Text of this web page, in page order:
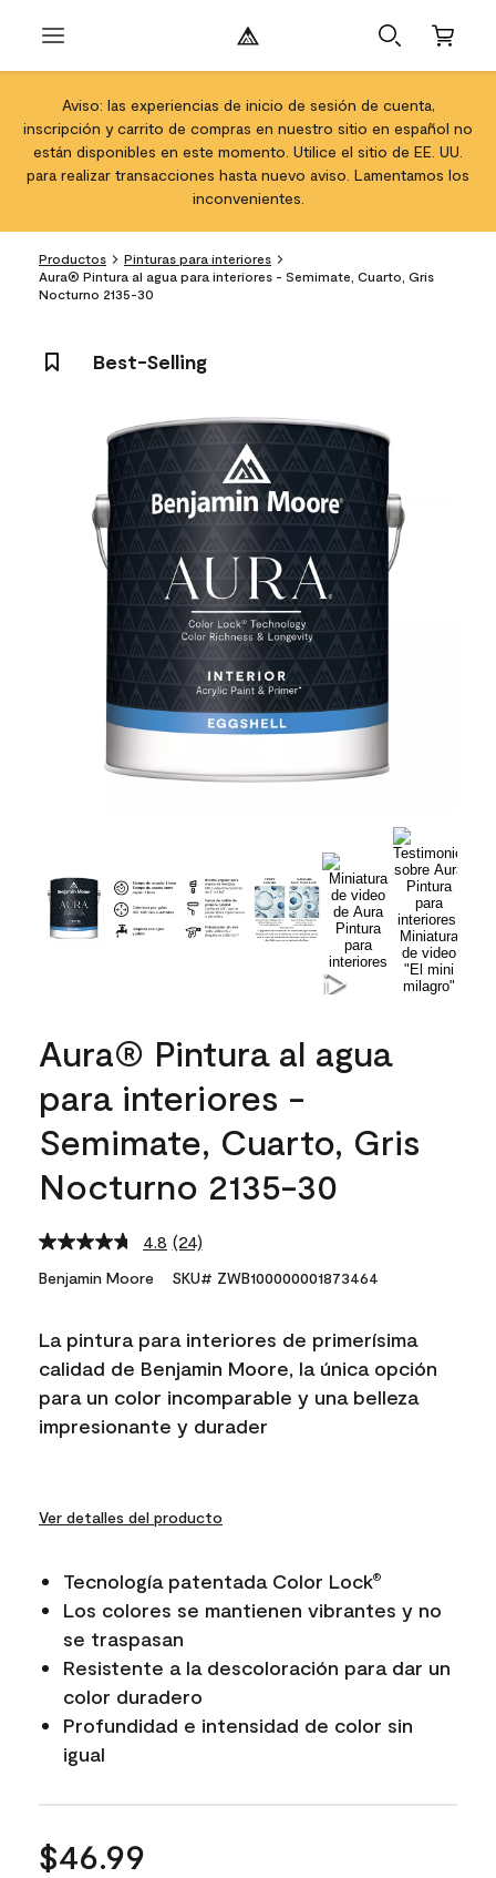
Aviso: las experiencias de inicio de sesión de cuenta,
inscripción y carrito de compras en nuestro sitio en español no
están disponibles en este momento. Utilice el sitio de EE. UU.
para realizar transacciones hasta nuevo aviso. Lamentamos los
inconvenientes.
Productos
Pinturas para interiores
Aura® Pintura al agua para interiores - Semimate, Cuarto, Gris
Nocturno 2135-30
Best-Selling
Aura® Pintura al agua
para interiores -
Semimate, Cuarto, Gris
Nocturno 2135-30
4.8 Read
24
Reviews.
link.
(24)
Benjamin Moore SKU# ZWB100000001873464
La pintura para interiores de primerísima
calidad de Benjamin Moore, la única opción
para un color incomparable y una belleza
impresionante y durader
Ver detalles del producto
Tecnología patentada Color Lock®
Los colores se mantienen vibrantes y no
se traspasan
Resistente a la descoloración para dar un
color duradero
Profundidad e intensidad de color sin
igual
$46.99